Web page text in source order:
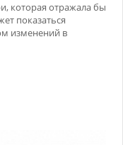
которая отражала бы
показаться
изменений в